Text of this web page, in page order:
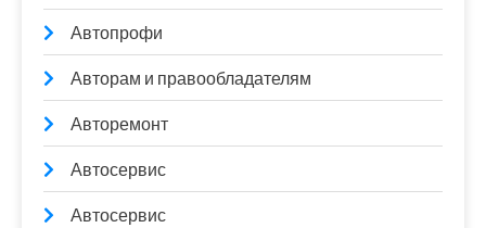
Автопрофи
Авторам и правообладателям
Авторемонт
Автосервис
Автосервис